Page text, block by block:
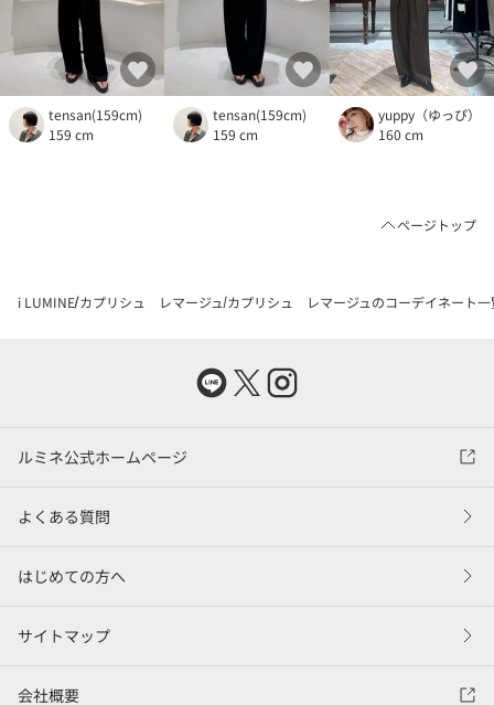
tensan(159cm)
159 cm
tensan(159cm)
159 cm
yuppy（ゆっぴ）
160 cm
ページトップ
i LUMINE カプリシュ レマージュ カプリシュ レマージュのコーデイネート一
ルミネ公式ホームページ
よくある質問
はじめての方へ
サイトマップ
会社概要